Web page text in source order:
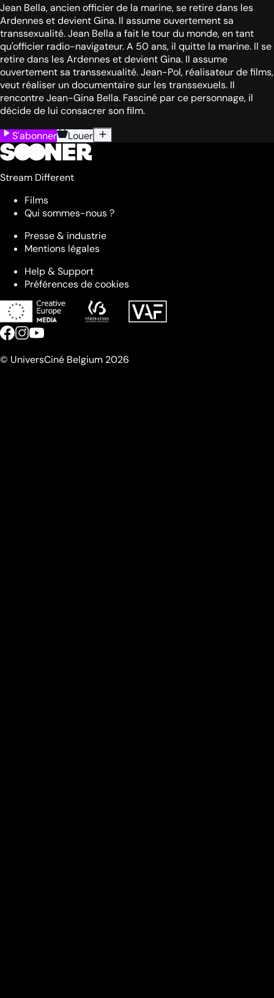
Jean Bella, ancien officier de la marine, se retire dans les
Ardennes et devient Gina. Il assume ouvertement sa
transsexualité. Jean Bella a fait le tour du monde, en tant
qu'officier radio-navigateur. A 50 ans, il quitte la marine. Il se
retire dans les Ardennes et devient Gina. Il assume
ouvertement sa transsexualité. Jean-Pol, réalisateur de films,
veut réaliser un documentaire sur les transsexuels. Il
rencontre Jean-Gina Bella. Fasciné par ce personnage, il
décide de lui consacrer son film.
S'abonner
Louer
Stream Different
Films
Qui sommes-nous ?
Presse & industrie
Mentions légales
Help & Support
Préférences de cookies
© UniversCiné Belgium 2026